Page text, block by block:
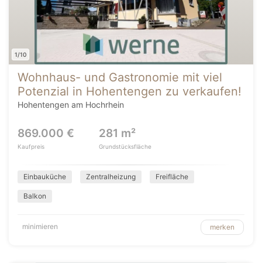
1/10
Wohnhaus- und Gastronomie mit viel
Potenzial in Hohentengen zu verkaufen!
Hohentengen am Hochrhein
869.000 €
Kaufpreis
281 m²
Grundstücksfläche
Einbauküche Zentralheizung Freifläche
Balkon
minimieren merken